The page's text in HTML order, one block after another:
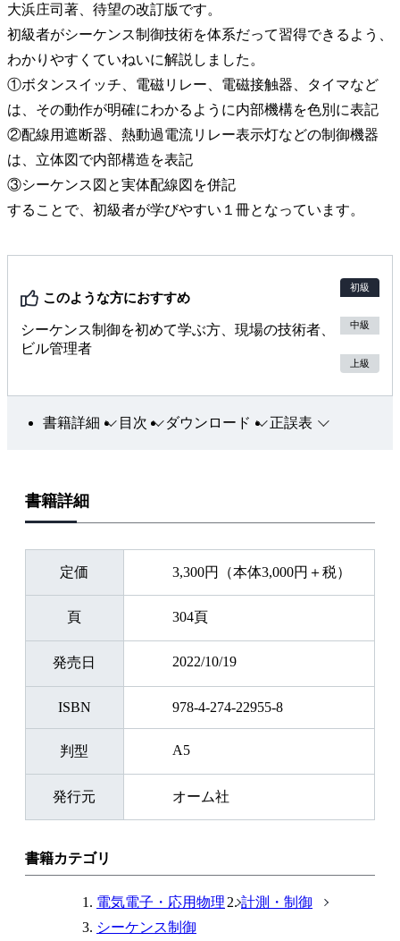
大浜庄司著、待望の改訂版です。
初級者がシーケンス制御技術を体系だって習得できるよう、
わかりやすくていねいに解説しました。
①ボタンスイッチ、電磁リレー、電磁接触器、タイマなど
は、その動作が明確にわかるように内部機構を色別に表記
②配線用遮断器、熱動過電流リレー表示灯などの制御機器
は、立体図で内部構造を表記
③シーケンス図と実体配線図を併記
することで、初級者が学びやすい１冊となっています。
このような方におすすめ
シーケンス制御を初めて学ぶ方、現場の技術者、
ビル管理者
初級
中級
上級
書籍詳細 目次 ダウンロード 正誤表
書籍詳細
定価 3,300円（本体3,000円＋税）
頁 304頁
発売日 2022/10/19
ISBN 978-4-274-22955-8
判型 A5
発行元 オーム社
書籍カテゴリ
電気電子・応用物理
計測・制御
シーケンス制御